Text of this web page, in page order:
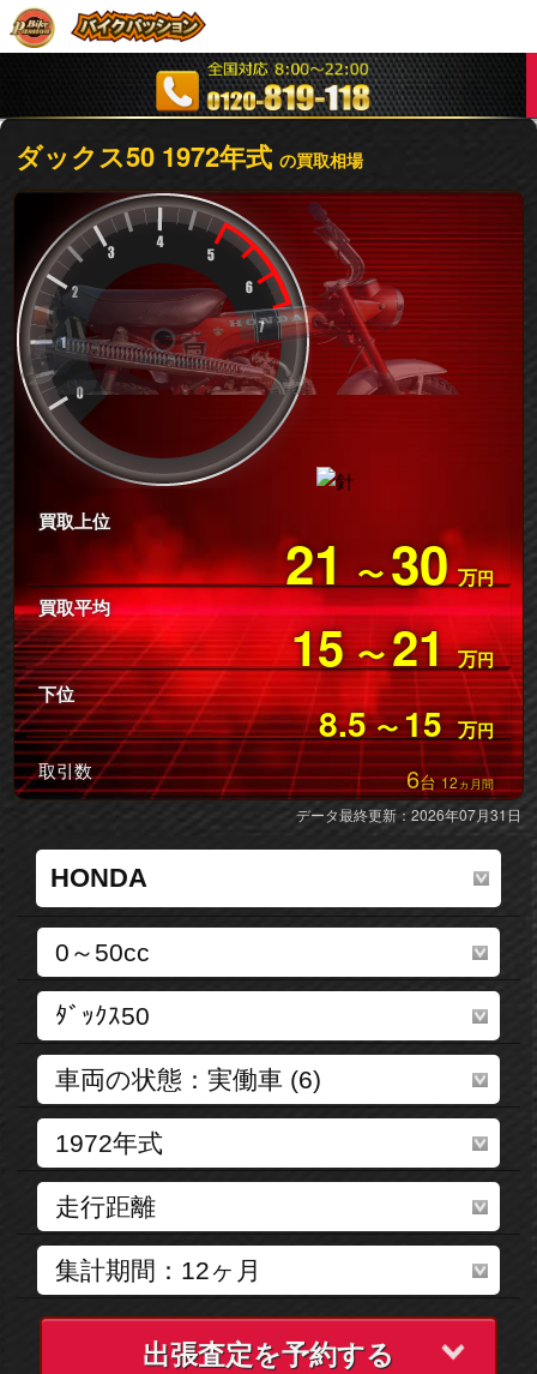
ダックス50 1972年式の買取相場
買取上位
21 〜30 万円
買取平均
15 〜21 万円
下位
8.5 〜15 万円
取引数 6台12ヵ月間
データ最終更新：2026年07月31日
出張査定を予約する